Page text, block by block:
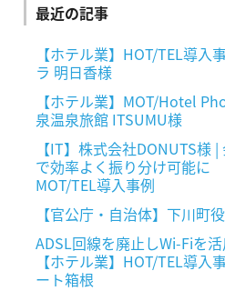
最近の記事
【ホテル業】HOT/TEL導入
ラ 明日香様
【ホテル業】MOT/Hotel
泉温泉旅館 ITSUMU様
【IT】株式会社DONUTS様
で効率よく振り分け可能に
MOT/TEL導入事例
【官公庁・自治体】下川町
ADSL回線を廃止しWi-Fiを
【ホテル業】HOT/TEL導入
ート箱根